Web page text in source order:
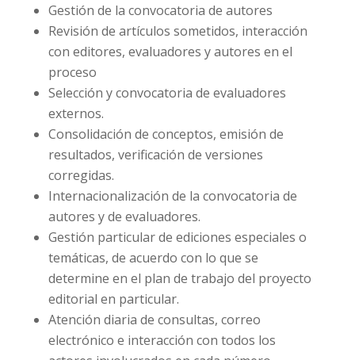
Gestión de la convocatoria de autores
Revisión de artículos sometidos, interacción
con editores, evaluadores y autores en el
proceso
Selección y convocatoria de evaluadores
externos.
Consolidación de conceptos, emisión de
resultados, verificación de versiones
corregidas.
Internacionalización de la convocatoria de
autores y de evaluadores.
Gestión particular de ediciones especiales o
temáticas, de acuerdo con lo que se
determine en el plan de trabajo del proyecto
editorial en particular.
Atención diaria de consultas, correo
electrónico e interacción con todos los